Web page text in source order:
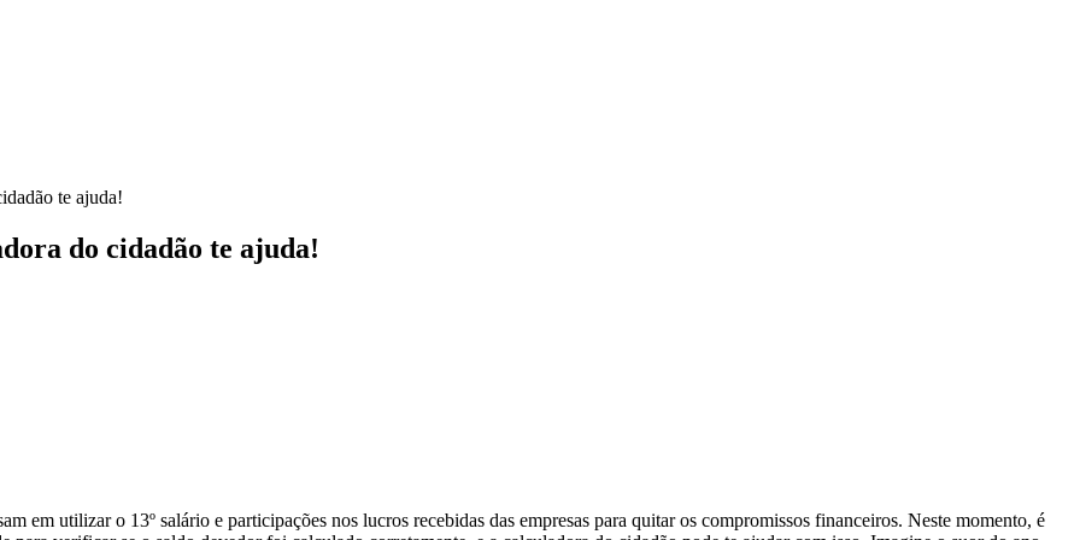
te ajuda!
do cidadão te ajuda!
em utilizar o 13º salário e participações nos lucros recebidas das empresas para quitar os compromissos financeiros. Neste momento, é